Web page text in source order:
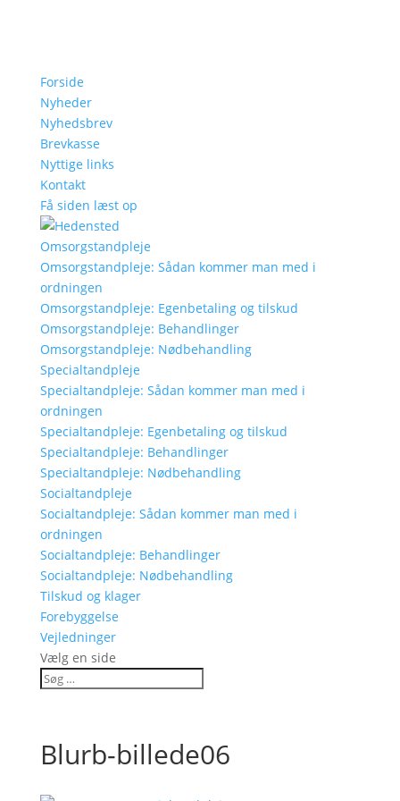
Forside
Nyheder
Nyhedsbrev
Brevkasse
Nyttige links
Kontakt
Få siden læst op
Omsorgstandpleje
Omsorgstandpleje: Sådan kommer man med i
ordningen
Omsorgstandpleje: Egenbetaling og tilskud
Omsorgstandpleje: Behandlinger
Omsorgstandpleje: Nødbehandling
Specialtandpleje
Specialtandpleje: Sådan kommer man med i
ordningen
Specialtandpleje: Egenbetaling og tilskud
Specialtandpleje: Behandlinger
Specialtandpleje: Nødbehandling
Socialtandpleje
Socialtandpleje: Sådan kommer man med i
ordningen
Socialtandpleje: Behandlinger
Socialtandpleje: Nødbehandling
Tilskud og klager
Forebyggelse
Vejledninger
Vælg en side
Blurb-billede06